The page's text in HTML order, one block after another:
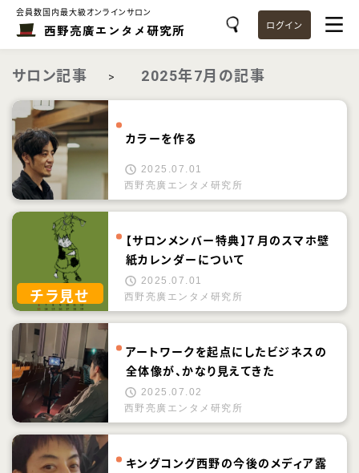
会員数国内最大級オンラインサロン
西野亮廣エンタメ研究所 ログイン
サロン記事 > 2025年7月の記事
カラーを作る
2025.07.01
西野亮廣エンタメ研究所
チラ見せ
【サロンメンバー特典】７月のスマホ壁
紙カレンダーについて
2025.07.01
西野亮廣エンタメ研究所
アートワークを起点にしたビジネスの
全体像が、かなり見えてきた
2025.07.02
西野亮廣エンタメ研究所
キングコング西野の今後のメディア露